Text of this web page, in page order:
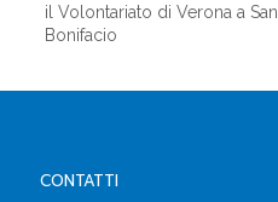
il Volontariato di Verona a San
Bonifacio
CONTATTI